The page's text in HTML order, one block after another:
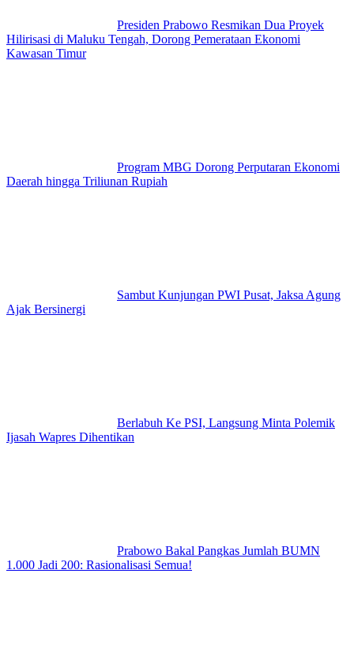
Presiden Prabowo Resmikan Dua Proyek
Hilirisasi di Maluku Tengah, Dorong Pemerataan Ekonomi
Kawasan Timur
Program MBG Dorong Perputaran Ekonomi
Daerah hingga Triliunan Rupiah
Sambut Kunjungan PWI Pusat, Jaksa Agung
Ajak Bersinergi
Berlabuh Ke PSI, Langsung Minta Polemik
Ijasah Wapres Dihentikan
Prabowo Bakal Pangkas Jumlah BUMN
1.000 Jadi 200: Rasionalisasi Semua!